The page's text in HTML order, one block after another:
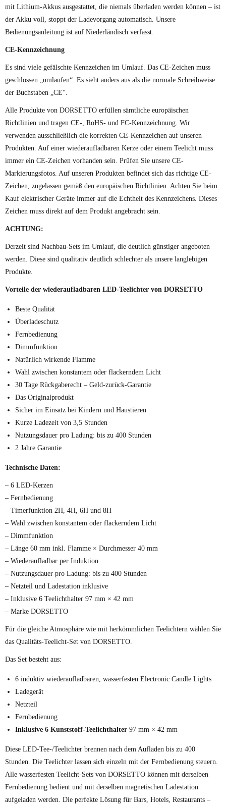
mit Lithium-Akkus ausgestattet, die niemals überladen werden können – ist
der Akku voll, stoppt der Ladevorgang automatisch. Unsere
Bedienungsanleitung ist auf Niederländisch verfasst.
CE-Kennzeichnung
Es sind viele gefälschte Kennzeichen im Umlauf. Das CE-Zeichen muss
geschlossen „umlaufen“. Es sieht anders aus als die normale Schreibweise
der Buchstaben „CE“.
Alle Produkte von DORSETTO erfüllen sämtliche europäischen
Richtlinien und tragen CE-, RoHS- und FC-Kennzeichnung. Wir
verwenden ausschließlich die korrekten CE-Kennzeichen auf unseren
Produkten. Auf einer wiederaufladbaren Kerze oder einem Teelicht muss
immer ein CE-Zeichen vorhanden sein. Prüfen Sie unsere CE-
Markierungsfotos. Auf unseren Produkten befindet sich das richtige CE-
Zeichen, zugelassen gemäß den europäischen Richtlinien. Achten Sie beim
Kauf elektrischer Geräte immer auf die Echtheit des Kennzeichens. Dieses
Zeichen muss direkt auf dem Produkt angebracht sein.
ACHTUNG:
Derzeit sind Nachbau-Sets im Umlauf, die deutlich günstiger angeboten
werden. Diese sind qualitativ deutlich schlechter als unsere langlebigen
Produkte.
Vorteile der wiederaufladbaren LED-Teelichter von DORSETTO
Beste Qualität
Überladeschutz
Fernbedienung
Dimmfunktion
Natürlich wirkende Flamme
Wahl zwischen konstantem oder flackerndem Licht
30 Tage Rückgaberecht – Geld-zurück-Garantie
Das Originalprodukt
Sicher im Einsatz bei Kindern und Haustieren
Kurze Ladezeit von 3,5 Stunden
Nutzungsdauer pro Ladung: bis zu 400 Stunden
2 Jahre Garantie
Technische Daten:
– 6 LED-Kerzen
– Fernbedienung
– Timerfunktion 2H, 4H, 6H und 8H
– Wahl zwischen konstantem oder flackerndem Licht
– Dimmfunktion
– Länge 60 mm inkl. Flamme × Durchmesser 40 mm
– Wiederaufladbar per Induktion
– Nutzungsdauer pro Ladung: bis zu 400 Stunden
– Netzteil und Ladestation inklusive
– Inklusive 6 Teelichthalter 97 mm × 42 mm
– Marke DORSETTO
Für die gleiche Atmosphäre wie mit herkömmlichen Teelichtern wählen Sie
das Qualitäts-Teelicht-Set von DORSETTO.
Das Set besteht aus:
6 induktiv wiederaufladbaren, wasserfesten Electronic Candle Lights
Ladegerät
Netzteil
Fernbedienung
Inklusive 6 Kunststoff-Teelichthalter 97 mm × 42 mm
Diese LED-Tee-/Teelichter brennen nach dem Aufladen bis zu 400
Stunden. Die Teelichter lassen sich einzeln mit der Fernbedienung steuern.
Alle wasserfesten Teelicht-Sets von DORSETTO können mit derselben
Fernbedienung bedient und mit derselben magnetischen Ladestation
aufgeladen werden. Die perfekte Lösung für Bars, Hotels, Restaurants –